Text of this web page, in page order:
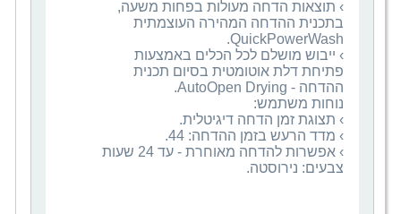
› תוצאות הדחה מעולות בפחות משעה,
בתכנית ההדחה המהירה העוצמתית
› ייבוש מושלם לכל הכלים באמצעות
פתיחת דלת אוטומטית בסיום תכנית
צבעים: נירוסטה.